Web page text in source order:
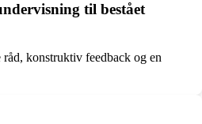
til bestået
konstruktiv feedback og en